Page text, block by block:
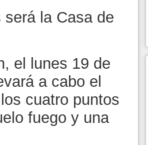
la Casa de
el lunes 19 de
a cabo el
cuatro puntos
fuego y una